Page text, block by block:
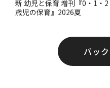
新 幼児と保育 増刊『0・1・2
歳児の保育』2026夏
バッ